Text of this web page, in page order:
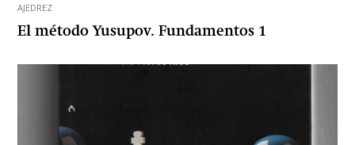
AJEDREZ
El método Yusupov. Fundamentos 1